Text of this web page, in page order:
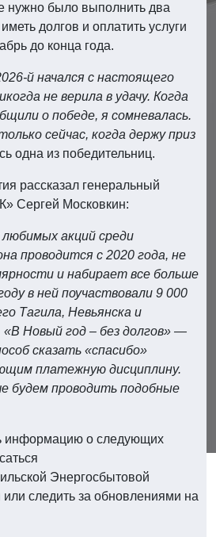
нужно было выполнить два
долгов и оплатить услуги
до конца года.
й начался с настоящего
не верила в удачу. Когда
о победе, я сомневалась.
сейчас, когда держу приз
одна из победительниц.
рассказал генеральный
Сергей Московкин:
акций среди
проводится с 2020 года, не
и набирает все больше
в ней поучаствовали 9 000
Тагила, Невьянска и
«В Новый год – без долгов» —
сказать «спасибо»
платежную дисциплину.
будем проводить подобные
информацию о следующих
Энергосбытовой
или следить за обновлениями на